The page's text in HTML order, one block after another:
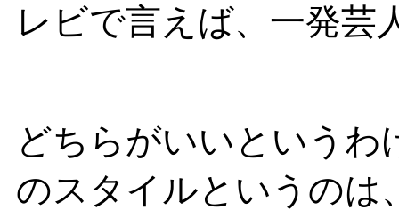
レビで言えば、一発芸
どちらがいいというわ
のスタイルというのは